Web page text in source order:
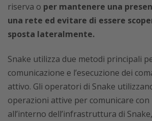
riserva o per mantenere una
una rete ed evitare di essere
sposta lateralmente.
Snake utilizza due metodi principali
comunicazione e l’esecuzione dei
attivo. Gli operatori di Snake
operazioni attive per comunicare con
all’interno dell’infrastruttura di Snake,